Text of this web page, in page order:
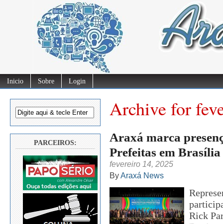
Inicio Sobre Login
PARCEIROS:
Archive for
Araxá marca
Prefeitas em Brasília
fevereiro 14, 2025
ByAraxá News
Rick